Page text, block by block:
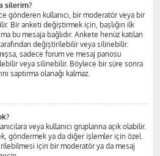
silerim?
gönderen kullanıcı, bir moderatör veya bir
Bir anketi değiştirmek için, başlığın ilk
bu mesaja bağlıdır. Ankete henüz katılan
tarafından değiştirilebilir veya silinebilir.
sadece forum ve mesaj panosu
veya silinebilir. Böylece bir süre sonra
saptırma olanağı kalmaz.
veya kullanıcı gruplarına açık olabilir.
göndermek ya da diğer işlemler için özel
için bir moderatör ya da mesaj